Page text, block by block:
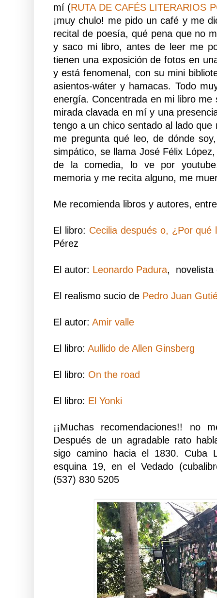
mí (RUTA DE CAFÉS LITERARIOS
¡muy chulo! me pido un café y me
recital de poesía, qué pena que no
y saco mi libro, antes de leer me
tienen una exposición de fotos en
y está fenomenal, con su mini
asientos-wáter y hamacas. Todo
energía. Concentrada en mi libro me
mirada clavada en mí y una
tengo a un chico sentado al lado
me pregunta qué leo, de dónde
simpático, se llama José Félix
de la comedia, lo ve por
memoria y me recita alguno, me
Me recomienda libros y autores,
El libro: Cecilia después o, ¿Por qué
Pérez
El autor: Leonardo Padura, novelista
El realismo sucio de Pedro Juan
El autor: Amir valle
El libro: Aullido de Allen Ginsberg
El libro: On the road
El libro: El Yonki
¡¡Muchas recomendaciones!! no
Después de un agradable rato
sigo camino hacia el 1830. Cuba
esquina 19, en el Vedado
(537) 830 5205